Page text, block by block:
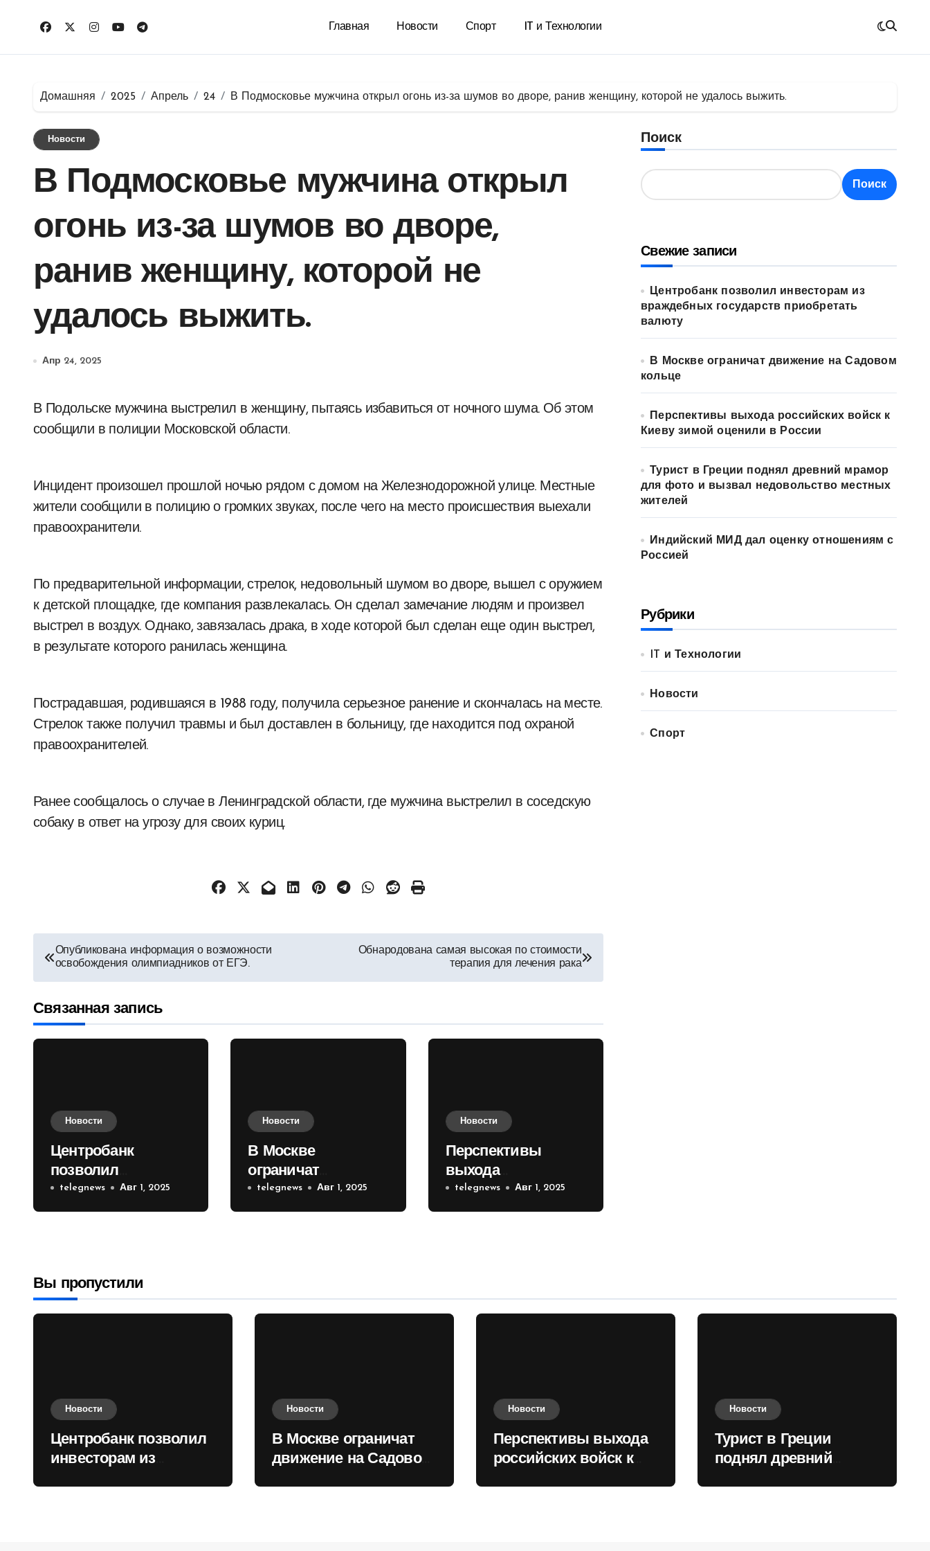
Главная Новости Спорт IT и Технологии
Домашняя 2025 Апрель 24 В Подмосковье мужчина открыл огонь из-за шумов во дворе, ранив женщину, которой не удалось выжить.
Новости
В Подмосковье мужчина открыл
огонь из-за шумов во дворе,
ранив женщину, которой не
удалось выжить.
Апр 24, 2025
В Подольске мужчина выстрелил в женщину, пытаясь избавиться от ночного шума. Об этом
сообщили в полиции Московской области.
Инцидент произошел прошлой ночью рядом с домом на Железнодорожной улице. Местные
жители сообщили в полицию о громких звуках, после чего на место происшествия выехали
правоохранители.
По предварительной информации, стрелок, недовольный шумом во дворе, вышел с оружием
к детской площадке, где компания развлекалась. Он сделал замечание людям и произвел
выстрел в воздух. Однако, завязалась драка, в ходе которой был сделан еще один выстрел,
в результате которого ранилась женщина.
Пострадавшая, родившаяся в 1988 году, получила серьезное ранение и скончалась на месте.
Стрелок также получил травмы и был доставлен в больницу, где находится под охраной
правоохранителей.
Ранее сообщалось о случае в Ленинградской области, где мужчина выстрелил в соседскую
собаку в ответ на угрозу для своих куриц.
Навигация
по
записям
Опубликована информация о возможности
освобождения олимпиадников от ЕГЭ.
Обнародована самая высокая по стоимости
терапия для лечения рака
Связанная запись
Новости
Центробанк
позволил
инвесторам из
враждебных
telegnews Авг 1, 2025
Новости
В Москве
ограничат
движение на
Садовом кольце
telegnews Авг 1, 2025
Новости
Перспективы
выхода
российских войск к
Киеву зимой
telegnews Авг 1, 2025
Поиск
Поиск
Свежие записи
Центробанк позволил инвесторам из
враждебных государств приобретать
валюту
В Москве ограничат движение на Садовом
кольце
Перспективы выхода российских войск к
Киеву зимой оценили в России
Турист в Греции поднял древний мрамор
для фото и вызвал недовольство местных
жителей
Индийский МИД дал оценку отношениям с
Россией
Рубрики
IT и Технологии
Новости
Спорт
Вы пропустили
Новости
Центробанк позволил
инвесторам из
Новости
В Москве ограничат
движение на Садовом
Новости
Перспективы выхода
российских войск к
Новости
Турист в Греции
поднял древний